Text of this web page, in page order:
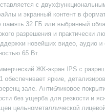
с
и экранный контент в
память 32 ГБ или выбранный
разрешения и практически
новейших видео, аудио
65 Вт.
ЖК-экран IPS с
обеспечивает яркие,
зале. Антибликовое
без ущерба для резкости и
цельнометаллической